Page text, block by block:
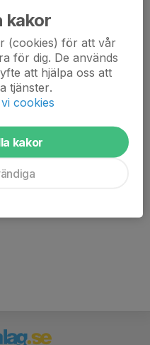
nyheterna på hemsidan. För
kakor
(cookies) för att vår
för dig. De används
att hjälpa oss att
tjänster.
cookies
kakor